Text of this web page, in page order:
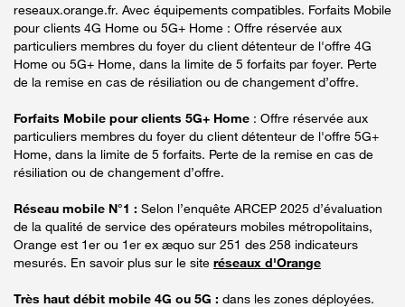
reseaux.orange.fr. Avec équipements compatibles. Forfaits Mobile
pour clients 4G Home ou 5G+ Home : Offre réservée aux
particuliers membres du foyer du client détenteur de l'offre 4G
Home ou 5G+ Home, dans la limite de 5 forfaits par foyer. Perte
de la remise en cas de résiliation ou de changement d’offre.
Forfaits Mobile pour clients 5G+ Home : Offre réservée aux
particuliers membres du foyer du client détenteur de l'offre 5G+
Home, dans la limite de 5 forfaits. Perte de la remise en cas de
résiliation ou de changement d’offre.
Réseau mobile N°1 : Selon l’enquête ARCEP 2025 d’évaluation
de la qualité de service des opérateurs mobiles métropolitains,
Orange est 1er ou 1er ex æquo sur 251 des 258 indicateurs
mesurés. En savoir plus sur le site réseaux d'Orange
Très haut débit mobile 4G ou 5G : dans les zones déployées.